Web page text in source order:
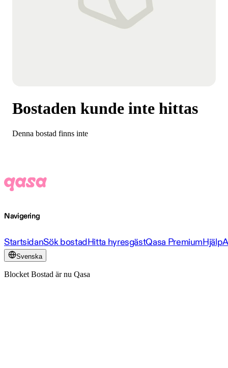
Bostaden kunde inte hittas
Denna bostad finns inte
Navigering
StartsidanSök bostadHitta hyresgästQasa PremiumHjälp
Svenska
Blocket Bostad är nu Qasa